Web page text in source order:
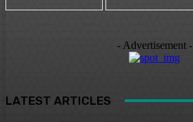
- Advertisement -
LATEST ARTICLES